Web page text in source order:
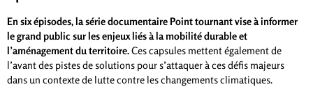
En six épisodes, la série documentaire Point tournant vise à informer
le grand public sur les enjeux liés à la mobilité durable et
l’aménagement du territoire.Ces capsules mettent également de
l’avant des pistes de solutions pour s’attaquer à ces défis majeurs
dans un contexte de lutte contre les changements climatiques.